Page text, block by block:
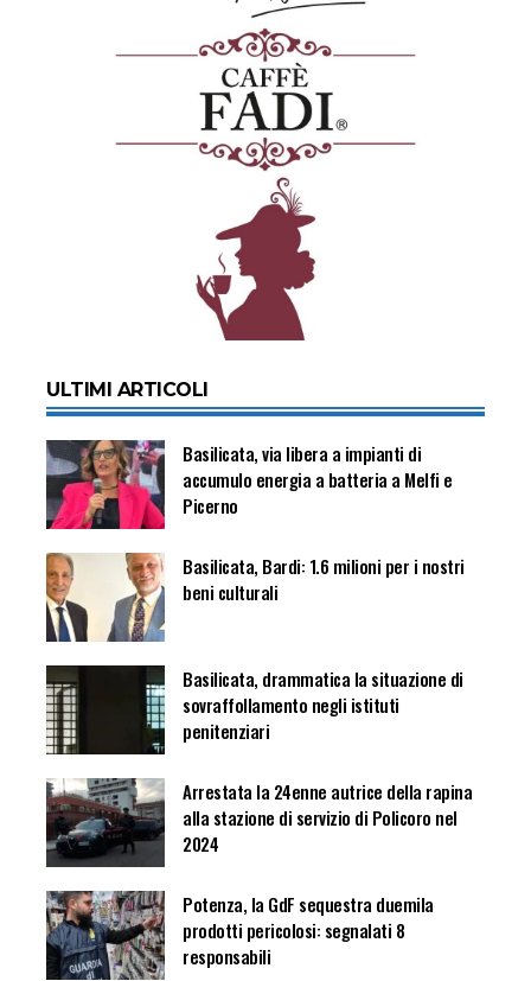
ULTIMI ARTICOLI
Basilicata, via libera a impianti di
accumulo energia a batteria a Melfi e
Picerno
Basilicata, Bardi: 1.6 milioni per i nostri
beni culturali
Basilicata, drammatica la situazione di
sovraffollamento negli istituti
penitenziari
Arrestata la 24enne autrice della rapina
alla stazione di servizio di Policoro nel
2024
Potenza, la GdF sequestra duemila
prodotti pericolosi: segnalati 8
responsabili